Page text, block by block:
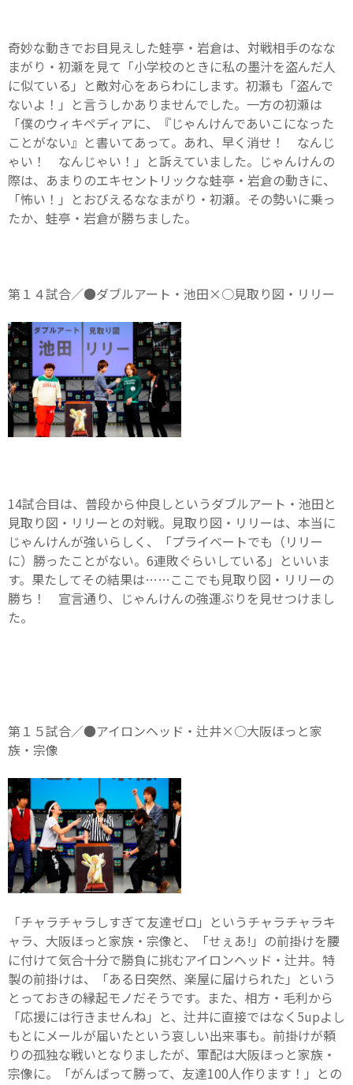
奇妙な動きでお目見えした蛙亭・岩倉は、対戦相手のなな
まがり・初瀬を見て「小学校のときに私の墨汁を盗んだ人
に似ている」と敵対心をあらわにします。初瀬も「盗んで
ないよ！」と言うしかありませんでした。一方の初瀬は
「僕のウィキペディアに、『じゃんけんであいこになった
ことがない』と書いてあって。あれ、早く消せ！ なんじ
ゃい！ なんじゃい！」と訴えていました。じゃんけんの
際は、あまりのエキセントリックな蛙亭・岩倉の動きに、
「怖い！」とおびえるななまがり・初瀬。その勢いに乗っ
たか、蛙亭・岩倉が勝ちました。
第１４試合／●ダブルアート・池田×○見取り図・リリー
14試合目は、普段から仲良しというダブルアート・池田と
見取り図・リリーとの対戦。見取り図・リリーは、本当に
じゃんけんが強いらしく、「プライベートでも（リリー
に）勝ったことがない。6連敗ぐらいしている」といいま
す。果たしてその結果は……ここでも見取り図・リリーの
勝ち！ 宣言通り、じゃんけんの強運ぶりを見せつけまし
た。
第１５試合／●アイロンヘッド・辻井×○大阪ほっと家
族・宗像
「チャラチャラしすぎて友達ゼロ」というチャラチャラキ
ャラ、大阪ほっと家族・宗像と、「せぇあ!」の前掛けを腰
に付けて気合十分で勝負に挑むアイロンヘッド・辻井。特
製の前掛けは、「ある日突然、楽屋に届けられた」という
とっておきの縁起モノだそうです。また、相方・毛利から
「応援には行きませんね」と、辻井に直接ではなく5upよし
もとにメールが届いたという哀しい出来事も。前掛けが頼
りの孤独な戦いとなりましたが、軍配は大阪ほっと家族・
宗像に。「がんばって勝って、友達100人作ります！」との